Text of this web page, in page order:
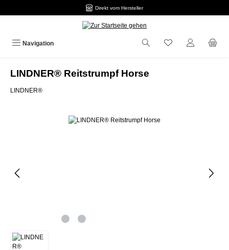
Direkt vom Hersteller
Navigation
LINDNER® Reitstrumpf Horse
LINDNER®
Bildergalerie überspringen